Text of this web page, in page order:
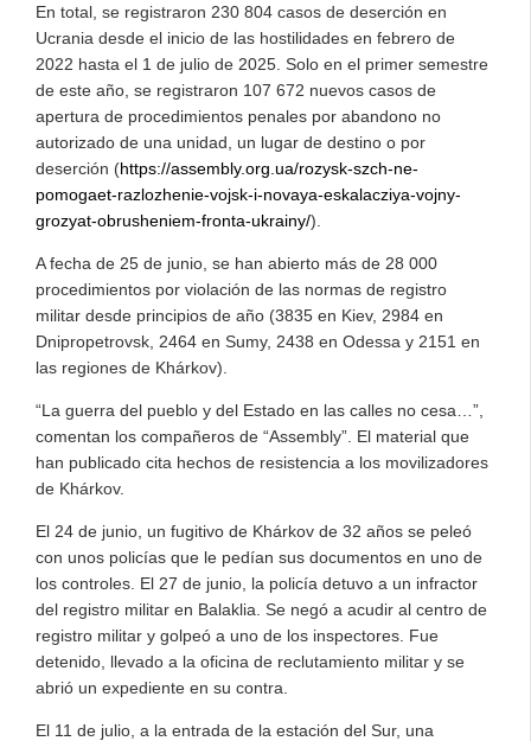
En total, se registraron 230 804 casos de deserción en
Ucrania desde el inicio de las hostilidades en febrero de
2022 hasta el 1 de julio de 2025. Solo en el primer semestre
de este año, se registraron 107 672 nuevos casos de
apertura de procedimientos penales por abandono no
autorizado de una unidad, un lugar de destino o por
deserción (https://assembly.org.ua/rozysk-szch-ne-
pomogaet-razlozhenie-vojsk-i-novaya-eskalacziya-vojny-
grozyat-obrusheniem-fronta-ukrainy/).
A fecha de 25 de junio, se han abierto más de 28 000
procedimientos por violación de las normas de registro
militar desde principios de año (3835 en Kiev, 2984 en
Dnipropetrovsk, 2464 en Sumy, 2438 en Odessa y 2151 en
las regiones de Khárkov).
“La guerra del pueblo y del Estado en las calles no cesa…”,
comentan los compañeros de “Assembly”. El material que
han publicado cita hechos de resistencia a los movilizadores
de Khárkov.
El 24 de junio, un fugitivo de Khárkov de 32 años se peleó
con unos policías que le pedían sus documentos en uno de
los controles. El 27 de junio, la policía detuvo a un infractor
del registro militar en Balaklia. Se negó a acudir al centro de
registro militar y golpeó a uno de los inspectores. Fue
detenido, llevado a la oficina de reclutamiento militar y se
abrió un expediente en su contra.
El 11 de julio, a la entrada de la estación del Sur, una